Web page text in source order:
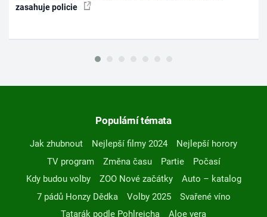
zasahuje policie
Populární témata
Jak zhubnout Nejlepší filmy 2024
Nejlepší horory
TV program
Změna času Partie
Počasí
Kdy budou volby
ZOO Nové začátky
Auto – katalog
7 pádů Honzy Dědka
Volby 2025
Svařené víno
Tatarák podle Pohlreicha
Aloe vera